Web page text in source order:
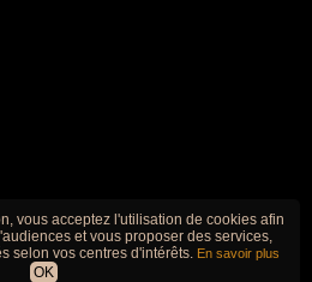
vous acceptez l'utilisation de cookies afin
et vous proposer des services,
selon vos centres d'intérêts. En savoir plus
OK